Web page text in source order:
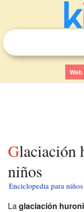
Web
Glaciación huroniana para
niños
Enciclopedia para niños
Laglaciación